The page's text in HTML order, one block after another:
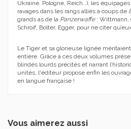
Ukraine, Pologne, Reich…), les
ravages dans les rangs alliés à coups de
grands as de la Panzerwaffe: Wittmann,
Schroif, Bolter, Egger, pour ne citer
Le Tiger et sa glorieuse lignée
entière. Grâce à ces deux volumes
blindés lourds précités et narrant
unités, l'éditeur propose enfin les
en langue française !
Vous aimerez aussi